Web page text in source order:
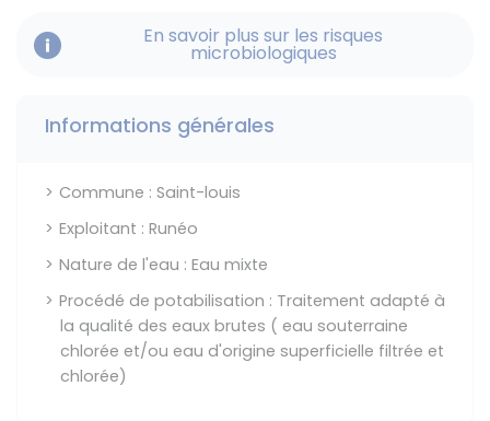
En savoir plus sur les risques
microbiologiques
Informations générales
Commune : Saint-louis
Exploitant : Runéo
Nature de l'eau : Eau mixte
Procédé de potabilisation : Traitement adapté à
la qualité des eaux brutes ( eau souterraine
chlorée et/ou eau d'origine superficielle filtrée et
chlorée)